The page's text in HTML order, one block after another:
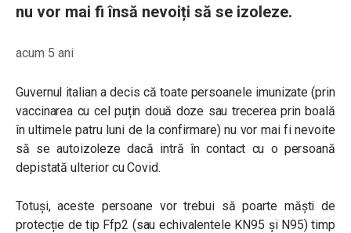
nu vor mai fi însă nevoiți să se izoleze.
acum 5 ani
Guvernul italian a decis că toate persoanele imunizate (prin
vaccinarea cu cel puțin două doze sau trecerea prin boală
în ultimele patru luni de la confirmare) nu vor mai fi nevoite
să se autoizoleze dacă intră în contact cu o persoană
depistată ulterior cu Covid.
Totuși, aceste persoane vor trebui să poarte măști de
protecție de tip Ffp2 (sau echivalentele KN95 și N95) timp